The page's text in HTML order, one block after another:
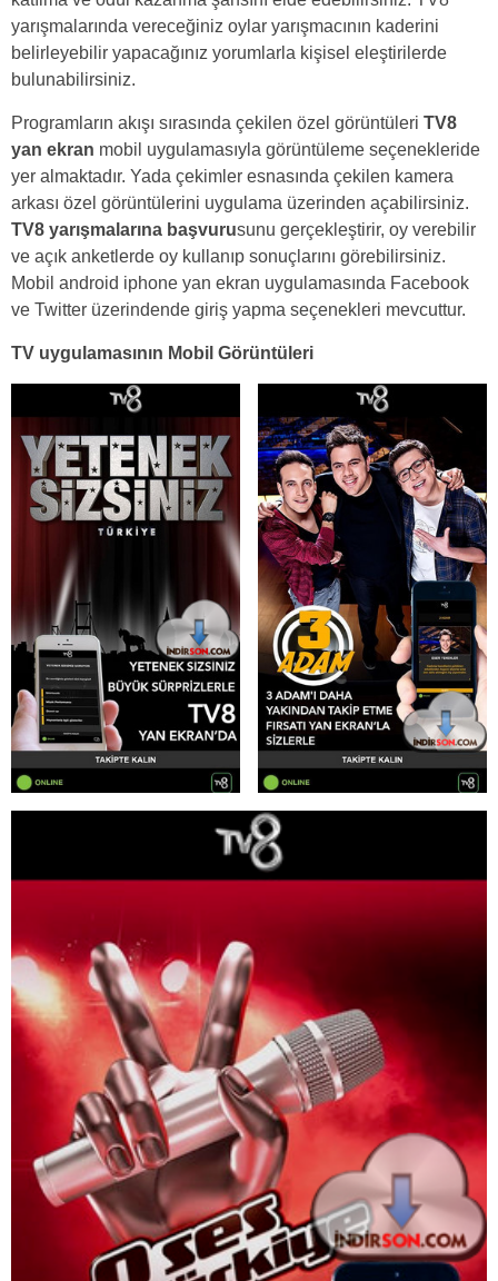
yarışmalarında vereceğiniz oylar yarışmacının kaderini
belirleyebilir yapacağınız yorumlarla kişisel eleştirilerde
bulunabilirsiniz.
Programların akışı sırasında çekilen özel görüntüleri TV8
yan ekran mobil uygulamasıyla görüntüleme seçenekleride
yer almaktadır. Yada çekimler esnasında çekilen kamera
arkası özel görüntülerini uygulama üzerinden açabilirsiniz.
TV8 yarışmalarına başvurusunu gerçekleştirir, oy verebilir
ve açık anketlerde oy kullanıp sonuçlarını görebilirsiniz.
Mobil android iphone yan ekran uygulamasında Facebook
ve Twitter üzerindende giriş yapma seçenekleri mevcuttur.
TV uygulamasının Mobil Görüntüleri